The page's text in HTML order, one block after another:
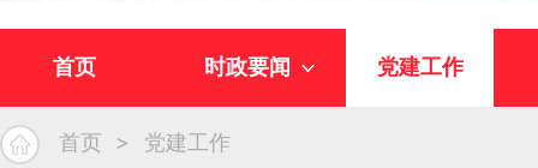
首页 时政要闻 党建工作
首页 党建工作